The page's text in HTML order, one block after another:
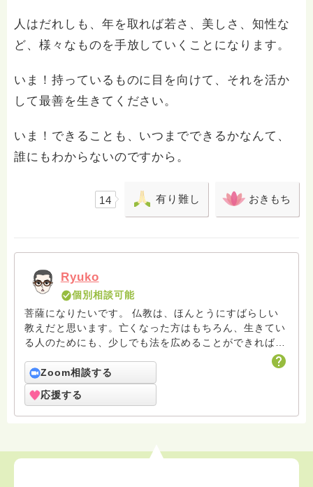
人はだれしも、年を取れば若さ、美しさ、知性な
ど、様々なものを手放していくことになります。
いま！持っているものに目を向けて、それを活か
して最善を生きてください。
いま！できることも、いつまでできるかなんて、
誰にもわからないのですから。
14 有り難し おきもち
Ryuko
個別相談可能
菩薩になりたいです。 仏教は、ほんとうにすばらしい
教えだと思います。亡くなった方はもちろん、生きてい
る人のためにも、少しでも法を広めることができればと
は、私にお任せください(^_-)-☆ ★★★ 仏教的な生き方
とは何か？ 縁起と空と中道とは何か？ 慈悲､仏教のいう
優しさとは何か？ 大乗仏教は仏教なのか？ 日本仏教と
原始仏教は相容れるのか？ 輪廻するとはどういうこと
扱うか？ 菩薩を目指すためにはどうすればいいか？
Zoom相談する
応援する